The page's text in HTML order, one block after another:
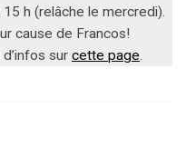
h (relâche le mercredi).
cause de Francos!
d’infos sur cette page.